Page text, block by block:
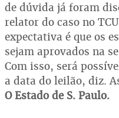
de dúvida já foram
relator do caso no
expectativa é que os
sejam aprovados na
Com isso, será
a data do leilão, diz.
O Estado de S. Paulo.